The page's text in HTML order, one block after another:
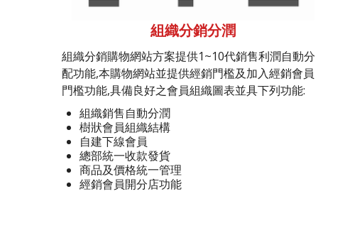
組織分銷分潤
組織分銷購物網站方案提供1~10代銷售利潤自動分
配功能,本購物網站並提供經銷門檻及加入經銷會員
門檻功能,具備良好之會員組織圖表並具下列功能:
組織銷售自動分潤
樹狀會員組織結構
自建下線會員
總部統一收款發貨
商品及價格統一管理
經銷會員開分店功能